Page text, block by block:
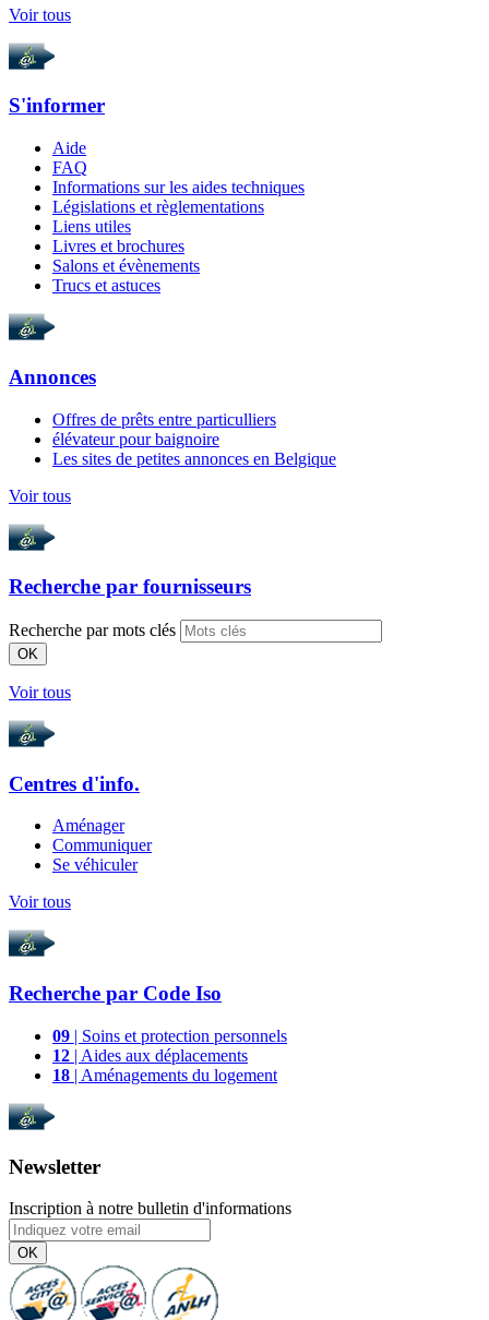
Voir tous
S'informer
Aide
FAQ
Informations sur les aides techniques
Législations et règlementations
Liens utiles
Livres et brochures
Salons et évènements
Trucs et astuces
Annonces
Offres de prêts entre particulliers
élévateur pour baignoire
Les sites de petites annonces en Belgique
Voir tous
Recherche par fournisseurs
Recherche par mots clés
OK
Voir tous
Centres d'info.
Aménager
Communiquer
Se véhiculer
Voir tous
Recherche par Code Iso
09 | Soins et protection personnels
12 | Aides aux déplacements
18 | Aménagements du logement
Newsletter
Inscription à notre bulletin d'informations
OK